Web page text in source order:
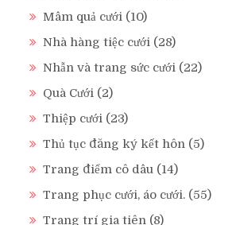
Mâm quả cưới (10)
Nhà hàng tiệc cưới (28)
Nhẫn và trang sức cưới (22)
Quà Cưới (2)
Thiệp cưới (23)
Thủ tục đăng ký kết hôn (5)
Trang điểm cô dâu (14)
Trang phục cưới, áo cưới. (55)
Trang trí gia tiên (8)